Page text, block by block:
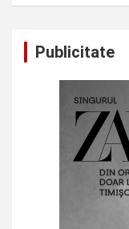
Publicitate